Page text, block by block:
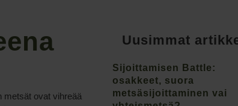
metsät ovat vihreää
Uusimmat
Sijoittamisen Battle:
osakkeet, suora
metsäsijoittaminen vai